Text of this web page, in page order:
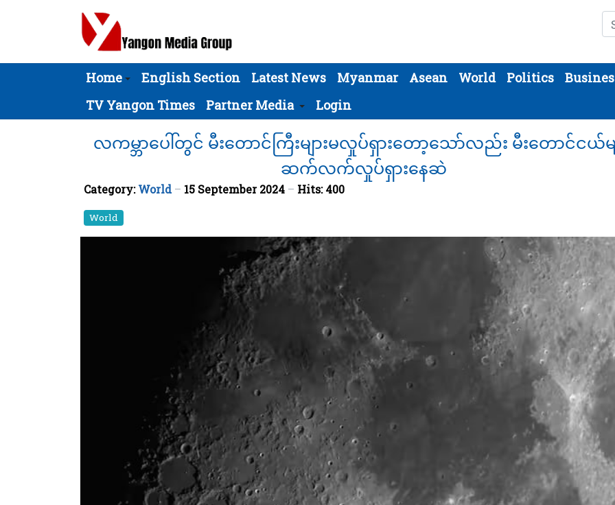
Home English Section Latest News Myanmar Asean World Politics
TV Yangon Times
Partner Media Login
လကမ္ဘာပေါ်တွင် မီးတောင်ကြီးများမလှုပ်ရှားတော့သော်လည်း မီးတောင်ငယ်မ
ဆက်လက်လှုပ်ရှားနေဆဲ
Category:World 15 September 2024 Hits: 400
World